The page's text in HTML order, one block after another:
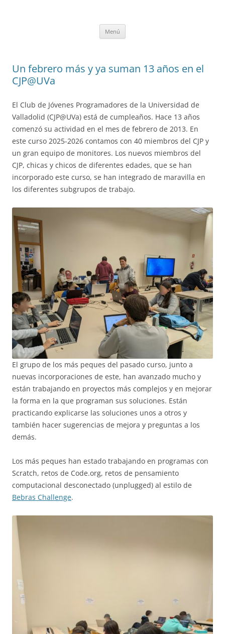
Menú
Un febrero más y ya suman 13 años en el
CJP@UVa
El Club de Jóvenes Programadores de la Universidad de
Valladolid (CJP@UVa) está de cumpleaños. Hace 13 años
comenzó su actividad en el mes de febrero de 2013. En
este curso 2025-2026 contamos con 40 miembros del CJP y
un gran equipo de monitores. Los nuevos miembros del
CJP, chicas y chicos de diferentes edades, que se han
incorporado este curso, se han integrado de maravilla en
los diferentes subgrupos de trabajo.
El grupo de los más peques del pasado curso, junto a
nuevas incorporaciones de este, han avanzado mucho y
están trabajando en proyectos más complejos y en mejorar
la forma en la que programan sus soluciones. Están
practicando explicarse las soluciones unos a otros y
también hacer sugerencias de mejora y preguntas a los
demás.
Los más peques han estado trabajando en programas con
Scratch, retos de Code.org, retos de pensamiento
computacional desconectado (unplugged) al estilo de
Bebras Challenge.